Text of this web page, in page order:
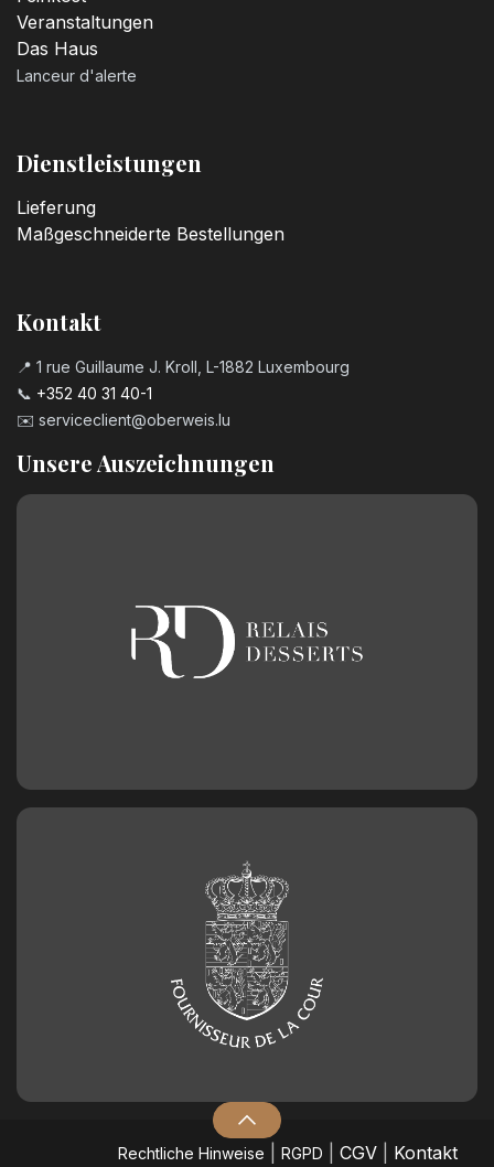
Veranstaltungen
Das Haus
Lanceur d'alerte
Dienstleistungen
Lieferung
Maßgeschneiderte Bestellungen
Kontakt
📍 1 rue Guillaume J. Kroll, L-1882 Luxembourg
📞 +352 40 31 40-1
✉️ serviceclient@oberweis.lu
Unsere Auszeichnungen
​Rechtliche Hinweise RGPD CGV| Kontakt